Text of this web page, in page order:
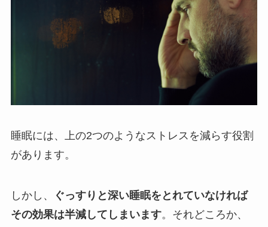
睡眠には、上の2つのようなストレスを減らす役割
があります。
しかし、
ぐっすりと深い睡眠をとれていなければ
その効果は半減してしまいます。それどころか、